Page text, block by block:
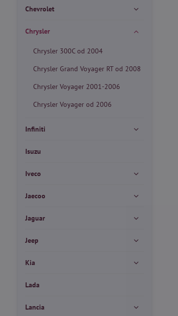
Chevrolet
Chrysler
Chrysler 300C od 2004
Chrysler Grand Voyager RT od 2008
Chrysler Voyager 2001-2006
Chrysler Voyager od 2006
Infiniti
Isuzu
Iveco
Jaecoo
Jaguar
Jeep
Kia
Lada
Lancia